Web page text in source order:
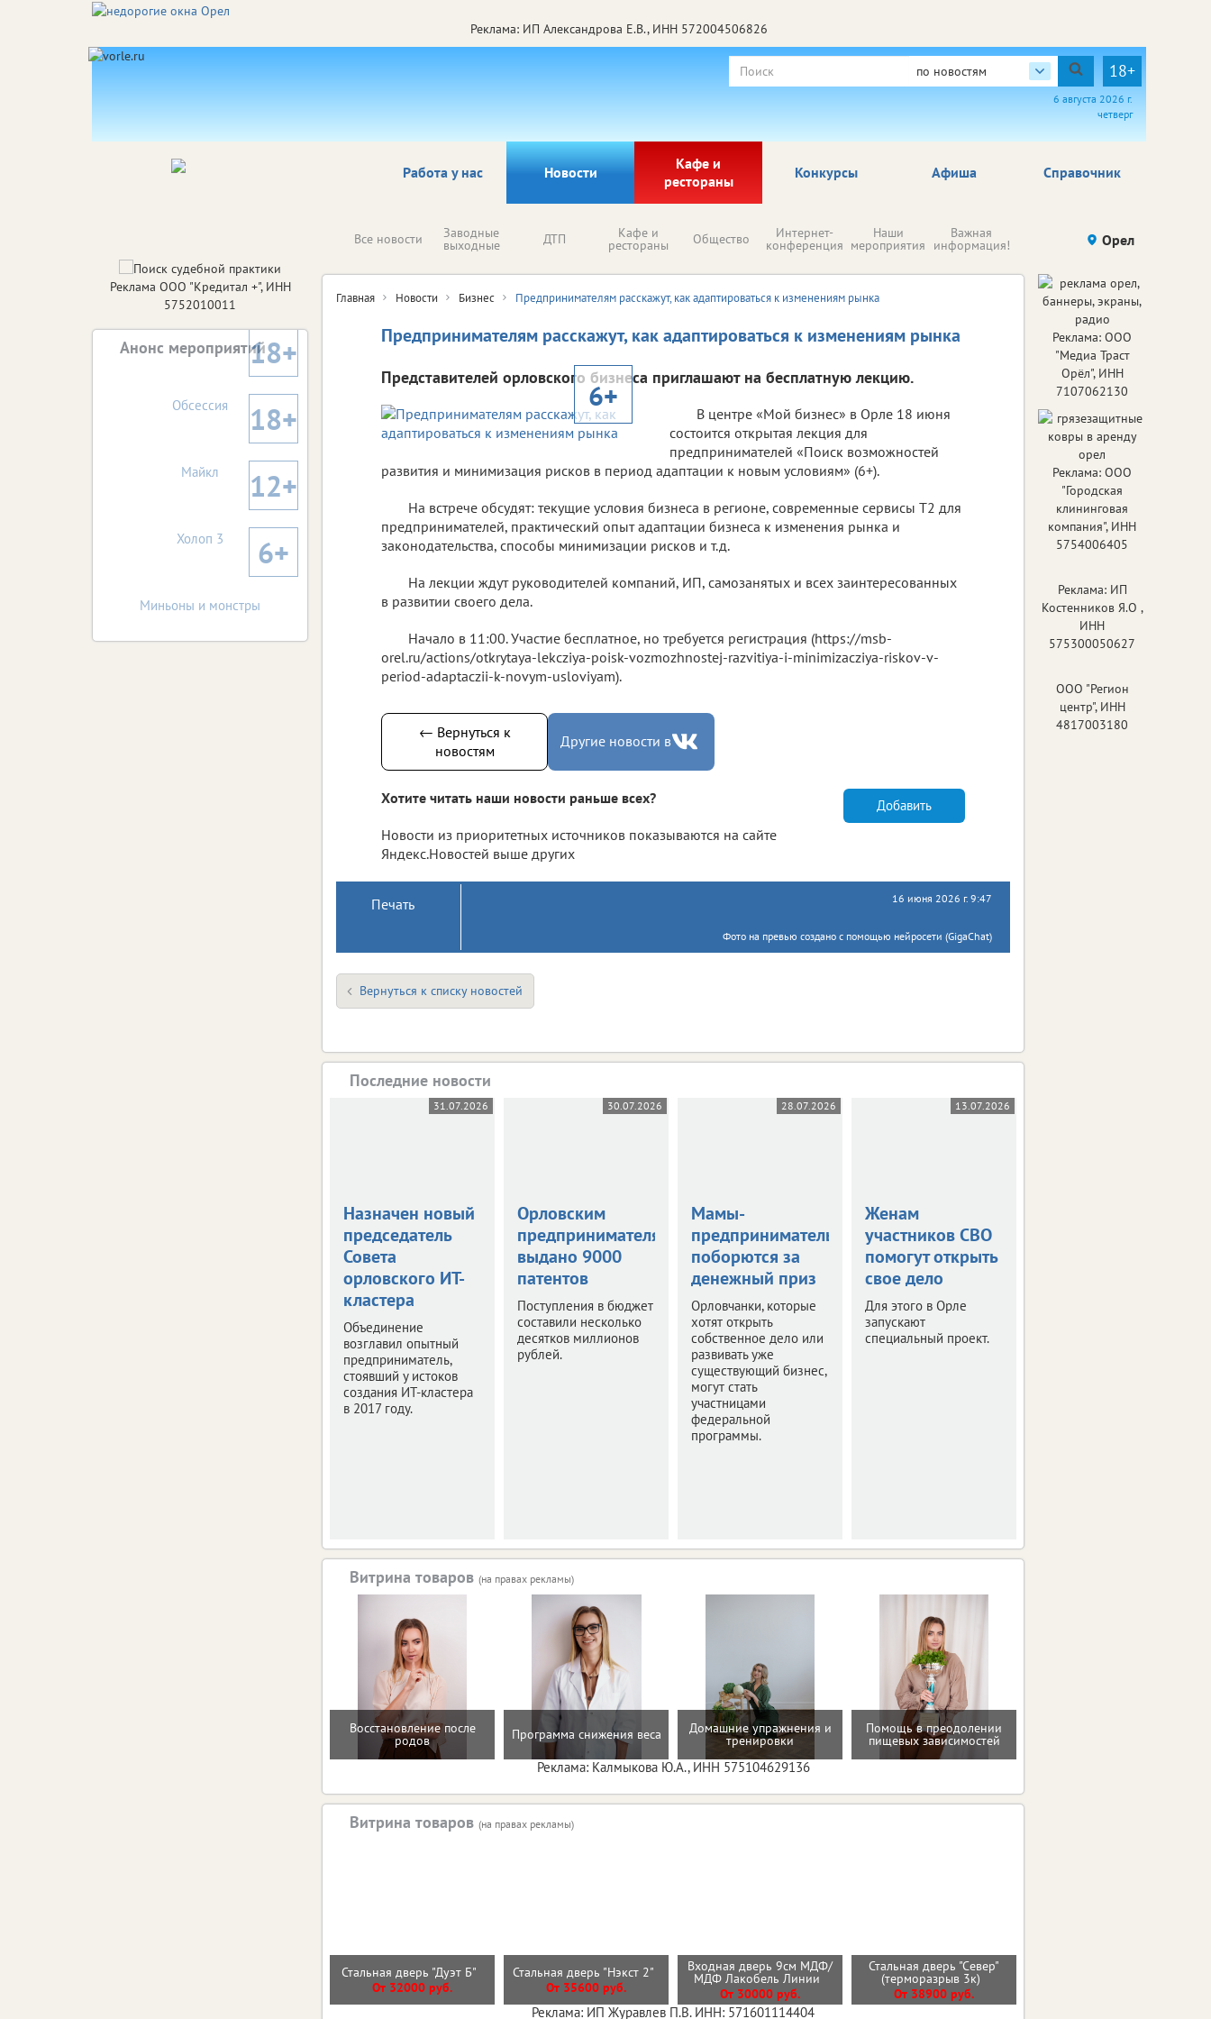
Реклама: ИП Александрова Е.В., ИНН 572004506826
по новостям 18+
6 августа 2026 г.
четверг
Работа у нас Новости
Кафе и
рестораны
Афиша Справочник
Конкурсы
Все новости Заводные
выходные ДТП Кафе и
рестораны Общество Интернет-
конференция
Наши
мероприятия
Важная
информация! Происшествия Здоровье
Орел
Главная Новости Бизнес Предпринимателям расскажут, как адаптироваться к изменениям рынка
Предпринимателям расскажут, как адаптироваться к изменениям рынка
Представителей орловского бизнеса приглашают на бесплатную лекцию.
6+
В центре «Мой бизнес» в Орле 18 июня
состоится открытая лекция для
предпринимателей «Поиск возможностей
развития и минимизация рисков в период адаптации к новым условиям» (6+).
На встрече обсудят: текущие условия бизнеса в регионе, современные сервисы Т2 для
предпринимателей, практический опыт адаптации бизнеса к изменения рынка и
законодательства, способы минимизации рисков и т.д.
На лекции ждут руководителей компаний, ИП, самозанятых и всех заинтересованных
в развитии своего дела.
Начало в 11:00. Участие бесплатное, но требуется регистрация (https://msb-
orel.ru/actions/otkrytaya-lekcziya-poisk-vozmozhnostej-razvitiya-i-minimizacziya-riskov-v-
period-adaptaczii-k-novym-usloviyam).
← Вернуться к
новостям
Другие новости в
Хотите читать наши новости раньше всех?
Новости из приоритетных источников показываются на сайте
Яндекс.Новостей выше других
Добавить
Печать 16 июня 2026 г. 9:47
Фото на превью создано с помощью нейросети (GigaChat)
Вернуться к списку новостей
Последние новости
31.07.2026
Назначен новый
председатель
Совета
орловского ИТ-
кластера
Объединение
возглавил опытный
предприниматель,
стоявший у истоков
создания ИТ-кластера
в 2017 году.
30.07.2026
Орловским
предпринимателям
выдано 9000
патентов
Поступления в бюджет
составили несколько
десятков миллионов
рублей.
28.07.2026
Мамы-
предпринимательницы
поборются за
денежный приз
Орловчанки, которые
хотят открыть
собственное дело или
развивать уже
существующий бизнес,
могут стать
участницами
федеральной
программы.
13.07.2026
Женам
участников СВО
помогут открыть
свое дело
Для этого в Орле
запускают
специальный проект.
Витрина товаров (на правах рекламы)
Восстановление после
родов Программа снижения веса Домашние упражнения и
тренировки
Помощь в преодолении
пищевых зависимостей
Реклама: Калмыкова Ю.А., ИНН 575104629136
Витрина товаров (на правах рекламы)
Стальная дверь "Дуэт Б"
От 32000 руб.
Стальная дверь "Нэкст 2"
От 35600 руб.
Входная дверь 9см МДФ/
МДФ Лакобель Линии
От 30000 руб.
Стальная дверь "Север"
(терморазрыв 3к)
От 38900 руб.
Реклама: ИП Журавлев П.В. ИНН: 571601114404
Реклама ООО "Кредитал +", ИНН
5752010011
Анонс мероприятий18+
Обсессия 18+
Майкл 12+
Холоп 3 6+
Миньоны и монстры
Реклама: ООО
"Медиа Траст
Орёл", ИНН
7107062130
Реклама: ООО
"Городская
клининговая
компания", ИНН
5754006405
Реклама: ИП
Костенников Я.О ,
ИНН
575300050627
ООО "Регион
центр", ИНН
4817003180